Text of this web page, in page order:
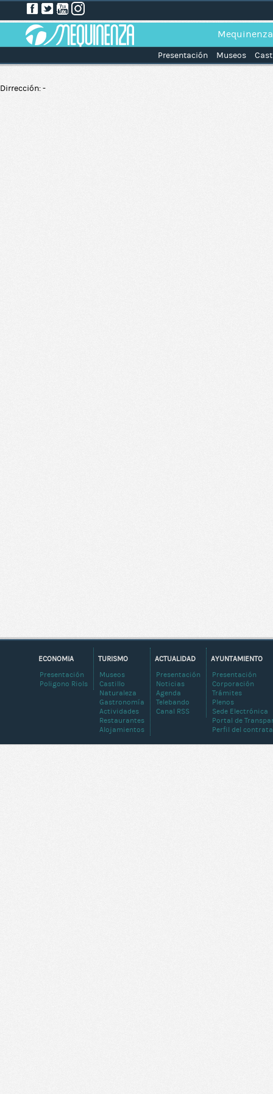
Mequinenza
Presentación Museos
Dirrección: -
AYUNTAMIENTO
Presentación
Corporación
Trámites
Plenos
Sede Electrónica
Portal de
Perfil del
ACTUALIDAD
Presentación
Noticias
Agenda
Telebando
Canal RSS
TURISMO
Museos
Castillo
Naturaleza
Gastronomía
Actividades
Restaurantes
Alojamientos
ECONOMIA
Presentación
Poligono Riols